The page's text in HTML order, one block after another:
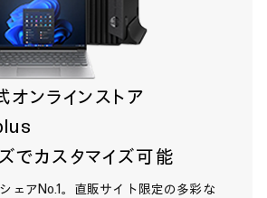
ンラインストア
でカスタマイズ可能
ェアNo.1。直販サイト限定の多彩な